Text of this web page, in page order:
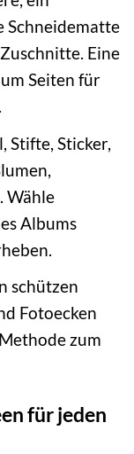
Schneidematte
Eine
Seiten für
Stifte, Sticker,
Wähle
Albums
schützen
Fotoecken
zum
für jeden